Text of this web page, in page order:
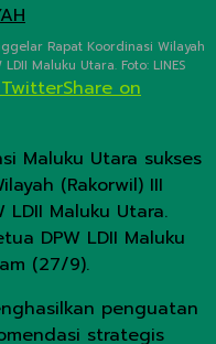
Rapat Koordinasi Wilayah
Maluku Utara. Foto: LINES
Share on
Maluku Utara sukses
(Rakorwil) III
Maluku Utara.
DPW LDII Maluku
(27/9).
penguatan
strategis